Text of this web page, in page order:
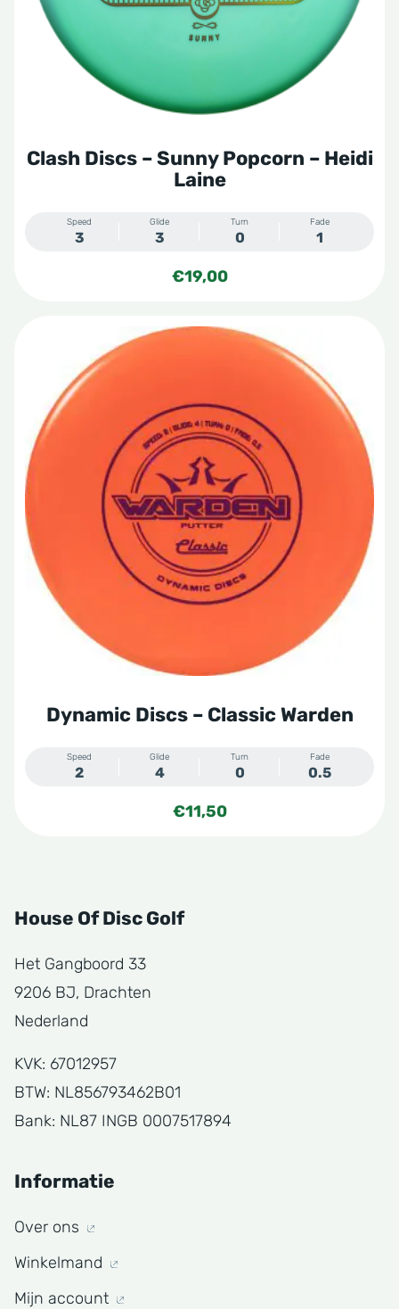
Clash Discs – Sunny Popcorn – Heidi
Laine
Speed
3
Glide
3
Turn
0
Fade
1
€19,00
gekozen
worden
Dynamic Discs – Classic Warden
Speed
2
Glide
4
Turn
0
Fade
0.5
€11,50
product
heeft
meerdere
variaties.
Deze
optie
kan
gekozen
worden
House Of Disc Golf
Het Gangboord 33
9206 BJ, Drachten
Nederland
KVK: 67012957
BTW: NL856793462B01
Bank: NL87 INGB 0007517894
Informatie
Over ons
Winkelmand
Mijn account